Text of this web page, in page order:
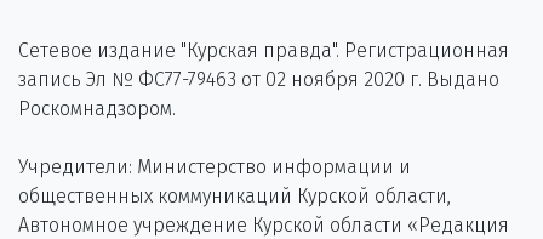
Сетевое издание "Курская правда". Регистрационная
запись Эл № ФС77-79463 от 02 ноября 2020 г. Выдано
Роскомнадзором.
Учредители: Министерство информации и
общественных коммуникаций Курской области,
Автономное учреждение Курской области «Редакция